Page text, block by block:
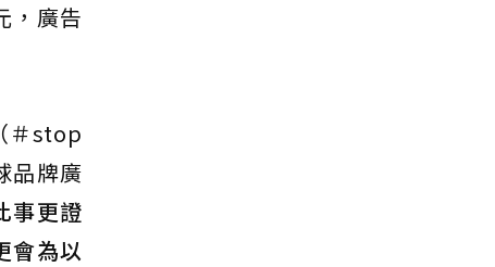
，廣告
＃stop
品牌廣
事更證
會為以